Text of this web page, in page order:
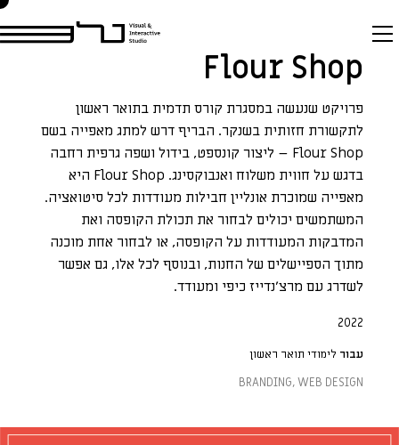
Flour Shop
פרויקט שנעשה במסגרת קורס תדמית בתואר ראשון
לתקשורת חזותית בשנקר. הבריף דרש למתג מאפייה בשם
Flour Shop – ליצור קונספט, בידול ושפה גרפית רחבה
בדגש על חווית משלוח ואנבוקסינג. Flour Shop היא
מאפייה שמוכרת אונליין חבילות מעודדות לכל סיטואציה.
המשתמשים יכולים לבחור את תכולת הקופסה ואת
המדבקות המעודדות על הקופסה, או לבחור אחת מוכנה
מתוך הספיישלים של החנות, ובנוסף לכל אלו, גם אפשר
לשדרג עם מרצ׳נדייז כיפי ומעודד.
2022
עבור לימודי תואר ראשון
BRANDING,WEB DESIGN